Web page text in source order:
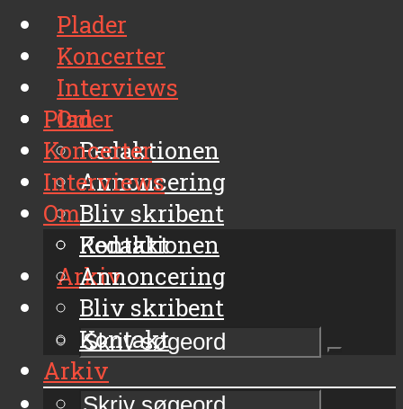
Plader
Koncerter
Interviews
Om
Redaktionen
Annoncering
Bliv skribent
Kontakt
Arkiv
Plader
Koncerter
Interviews
Om
Redaktionen
Annoncering
Bliv skribent
Kontakt
Arkiv